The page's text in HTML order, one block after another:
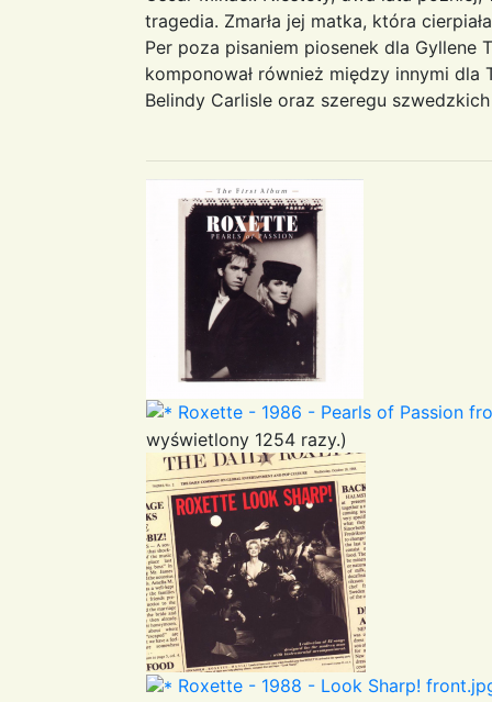
tragedia. Zmarła jej matka, która
Per poza pisaniem piosenek dla Gyllene
komponował również między innymi dla
Belindy Carlisle oraz szeregu
Roxette - 1986 - Pearls of Passion
wyświetlony 1254 razy.)
Roxette - 1988 - Look Sharp!